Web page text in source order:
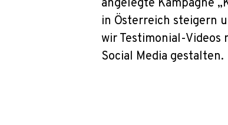
angelegte Kampagne
in Österreich steigern
wir Testimonial-Videos
Social Media gestalten.